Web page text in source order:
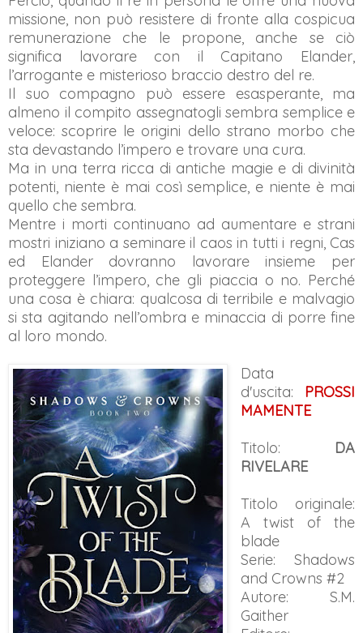
missione, non può resistere di fronte alla cospicua
remunerazione che le propone, anche se ciò
significa lavorare con il Capitano Elander,
l’arrogante e misterioso braccio destro del re.
Il suo compagno può essere esasperante, ma
almeno il compito assegnatogli sembra semplice e
veloce: scoprire le origini dello strano morbo che
sta devastando l’impero e trovare una cura.
Ma in una terra ricca di antiche magie e di divinità
potenti, niente è mai così semplice, e niente è mai
quello che sembra.
Mentre i morti continuano ad aumentare e strani
mostri iniziano a seminare il caos in tutti i regni, Cas
ed Elander dovranno lavorare insieme per
proteggere l’impero, che gli piaccia o no. Perché
una cosa è chiara: qualcosa di terribile e malvagio
si sta agitando nell’ombra e minaccia di porre fine
al loro mondo.
Data
d'uscita: PROSSI
MAMENTE
Titolo: DA
RIVELARE
Titolo originale:
A twist of the
blade
Serie: Shadows
and Crowns #2
Autore: S.M.
Gaither